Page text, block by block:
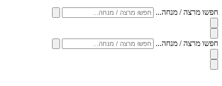
חפשו מרצה / מנחה...
חפשו מרצה / מנחה...